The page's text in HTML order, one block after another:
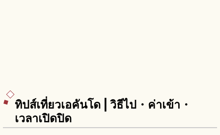
ทิปส์เที่ยวเอคันโด | วิธีไป・ค่าเข้า・
เวลาเปิดปิด